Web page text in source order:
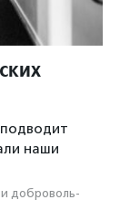
наши
и доброволь­